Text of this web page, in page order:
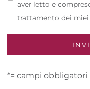
aver letto e
trattamento dei miei
*= campi obbligatori